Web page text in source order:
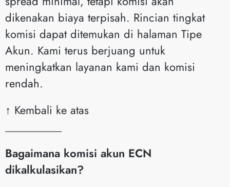
dikenakan biaya terpisah. Rincian tingkat
komisi dapat ditemukan di halaman Tipe
Akun. Kami terus berjuang untuk
meningkatkan layanan kami dan komisi
rendah.
↑ Kembali ke atas
Bagaimana komisi akun ECN
dikalkulasikan?